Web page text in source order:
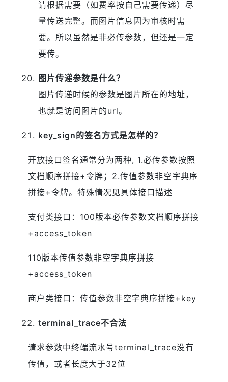
请根据需要（如费率按自己需要传递）尽
量传送完整。而图片信息因为审核时需
要。所以虽然是非必传参数，但还是一定
要传。
图片传递参数是什么？
图片传递时候的参数是图片所在的地址，
也就是访问图片的url。
key_sign的签名方式是怎样的？
开放接口签名通常分为两种, 1.必传参数按照
文档顺序拼接+令牌；2.传值参数非空字典序
拼接+令牌。特殊情况见具体接口描述
支付类接口：100版本必传参数文档顺序拼接
+access_token
110版本传值参数非空字典序拼接
+access_token
商户类接口：传值参数非空字典序拼接+key
terminal_trace不合法
请求参数中终端流水号terminal_trace没有
传值，或者长度大于32位